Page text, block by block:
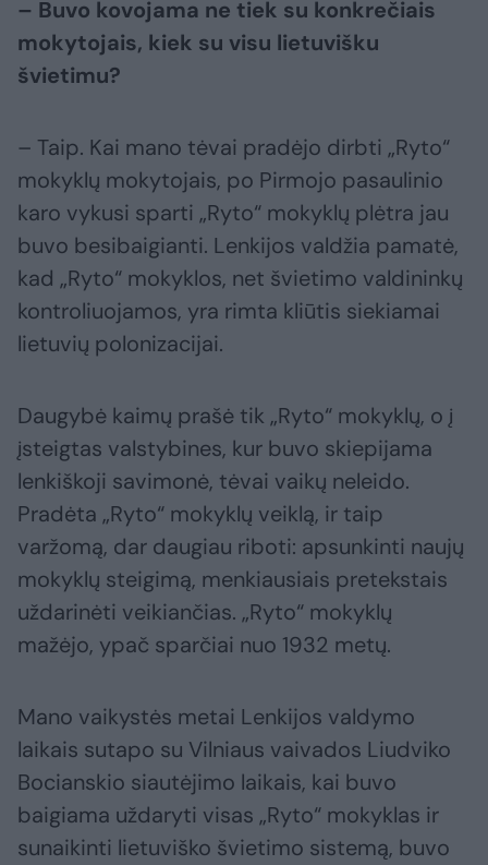
– Buvo kovojama ne tiek su konkrečiais
mokytojais, kiek su visu lietuvišku
švietimu?
– Taip. Kai mano tėvai pradėjo dirbti „Ryto“
mokyklų mokytojais, po Pirmojo pasaulinio
karo vykusi sparti „Ryto“ mokyklų plėtra jau
buvo besibaigianti. Lenkijos valdžia pamatė,
kad „Ryto“ mokyklos, net švietimo valdininkų
kontroliuojamos, yra rimta kliūtis siekiamai
lietuvių polonizacijai.
Daugybė kaimų prašė tik „Ryto“ mokyklų, o į
įsteigtas valstybines, kur buvo skiepijama
lenkiškoji savimonė, tėvai vaikų neleido.
Pradėta „Ryto“ mokyklų veiklą, ir taip
varžomą, dar daugiau riboti: apsunkinti naujų
mokyklų steigimą, menkiausiais pretekstais
uždarinėti veikiančias. „Ryto“ mokyklų
mažėjo, ypač sparčiai nuo 1932 metų.
Mano vaikystės metai Lenkijos valdymo
laikais sutapo su Vilniaus vaivados Liudviko
Bocianskio siautėjimo laikais, kai buvo
baigiama uždaryti visas „Ryto“ mokyklas ir
sunaikinti lietuviško švietimo sistemą, buvo